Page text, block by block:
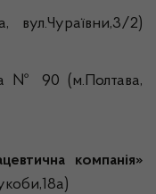
2)
№ 90 (м.Полтава,
компанія»